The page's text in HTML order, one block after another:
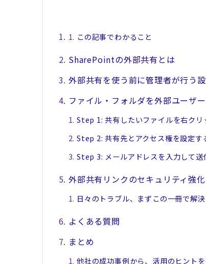
この記事でわかること
SharePointの外部共有とは
外部共有を使う前に管理者が行う
ファイル・フォルダを外部ユーザ
Step 1: 共有したいファイルを右クリ
Step 2: 共有先とアクセス権を設定す
Step 3: メールアドレスを入力して送
外部共有リンクのセキュリティ強化
日々のトラブル、まずこの一冊で解
よくある質問
まとめ
他社の成功事例から、活用のヒント